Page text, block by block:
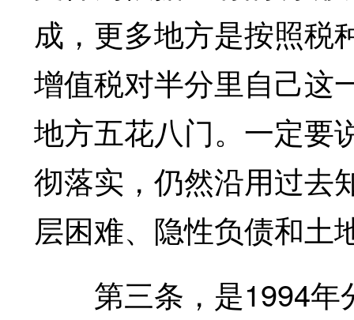
成，更多地方是按照税
增值税对半分里自己这
地方五花八门。一定要
彻落实，仍然沿用过去
层困难、隐性负债和土
第三条，是1994年